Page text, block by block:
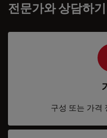
전문가와 상담하기
구성 또는 가격